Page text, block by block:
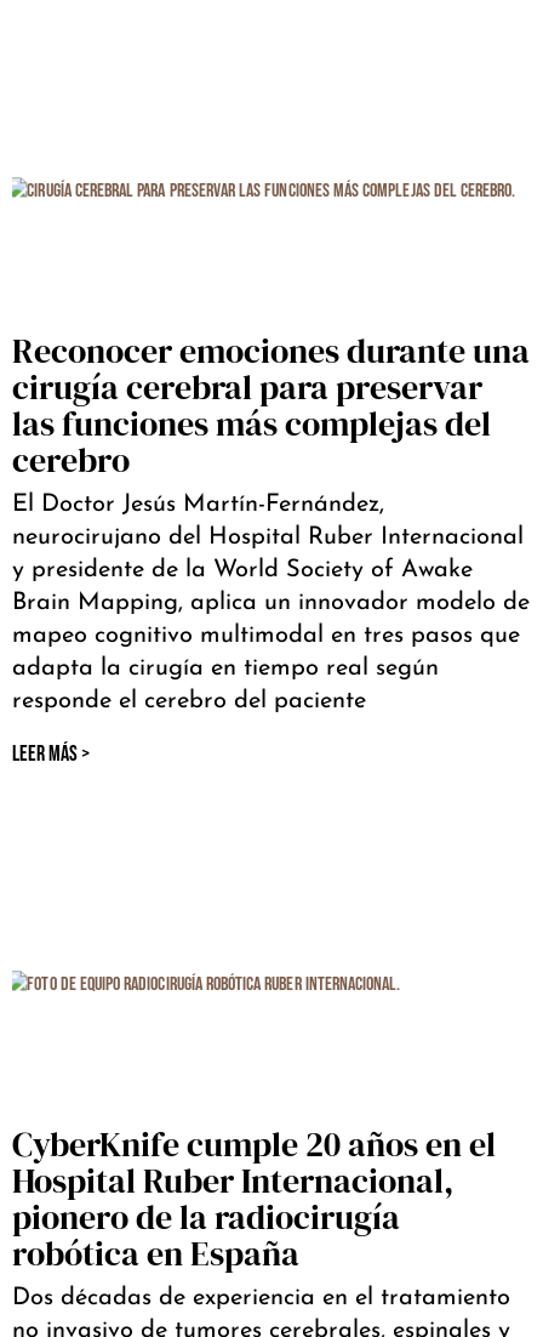
Reconocer emociones durante una
cirugía cerebral para preservar
las funciones más complejas del
cerebro
El Doctor Jesús Martín-Fernández,
neurocirujano del Hospital Ruber Internacional
y presidente de la World Society of Awake
Brain Mapping, aplica un innovador modelo de
mapeo cognitivo multimodal en tres pasos que
adapta la cirugía en tiempo real según
responde el cerebro del paciente
LEER MÁS >
CyberKnife cumple 20 años en el
Hospital Ruber Internacional,
pionero de la radiocirugía
robótica en España
Dos décadas de experiencia en el tratamiento
no invasivo de tumores cerebrales, espinales y